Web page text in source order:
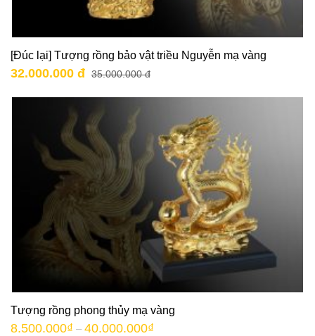
[Đúc lại] Tượng rồng bảo vật triều Nguyễn mạ vàng
32.000.000 đ 35.000.000 đ
Tượng rồng phong thủy mạ vàng
8.500.000₫ – 40.000.000₫